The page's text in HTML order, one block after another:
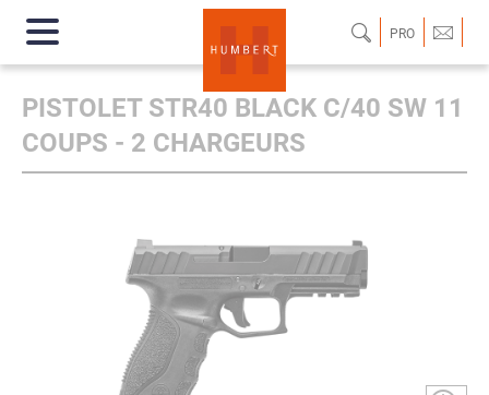
PRO
PISTOLET STR40 BLACK C/40 SW 11
COUPS - 2 CHARGEURS